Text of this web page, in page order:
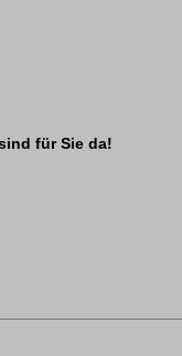
für Sie da!